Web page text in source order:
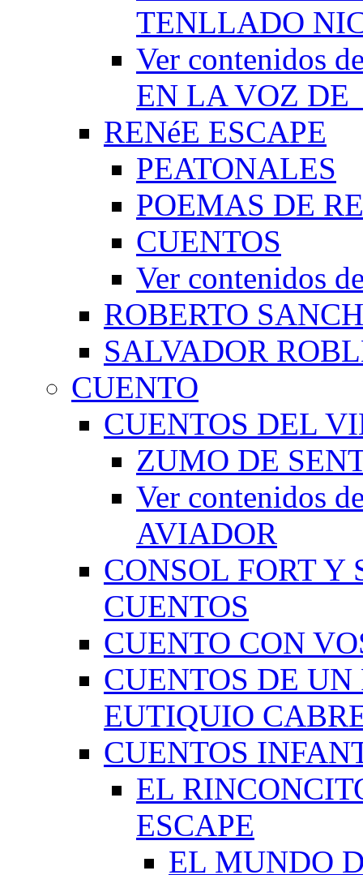
TENLLADO
Ver contenidos
EN LA VOZ DE
RENéE ESCAPE
PEATONALES
POEMAS DE
CUENTOS
Ver contenidos
ROBERTO
SALVADOR
CUENTO
CUENTOS DEL
ZUMO DE
Ver contenidos
AVIADOR
CONSOL FORT Y
CUENTOS
CUENTO CON
CUENTOS DE
EUTIQUIO
CUENTOS
EL
ESCAPE
EL MUNDO